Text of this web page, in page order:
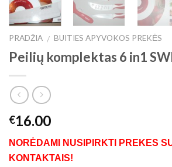
PRADŽIA / BUITIES APYVOKOS PREKĖS
Peilių komplektas 6 in1
€16.00
NORĖDAMI NUSIPIRKTI PREKES
KONTAKTAIS!